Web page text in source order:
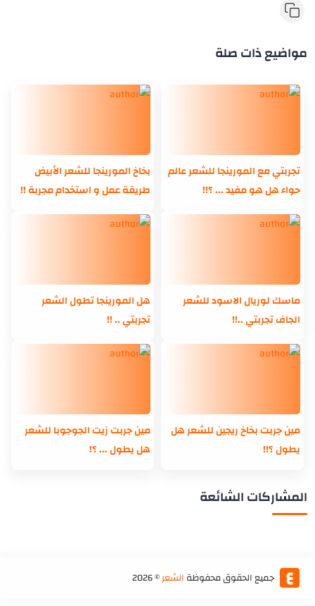
مواضيع ذات صلة
تجربتي مع المورينجا للشعر عالم
حواء هل هو مفيد ... ؟!!
بخاخ المورينجا للشعر الأبيض
طريقة عمل و استخدام مجربة !!
ماسك لوريال الاسود للشعر
الجاف تجربتي ..!!
هل المورينجا تطول الشعر
تجربتي .. !!
مين جربت بخاخ ريجين للشعر هل
يطول ؟!!
مين جربت زيت الجوجوبا للشعر
هل يطول ... ؟!
المشاركات الشائعة
جميع الحقوق محفوظةالشعر©
2026